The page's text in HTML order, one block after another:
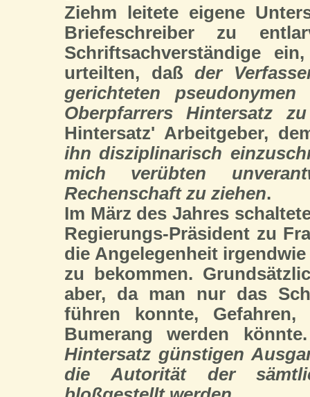
Ziehm leitete eigene
Briefeschreiber zu
Schriftsachverständige
urteilten, daßder
gerichteten
Oberpfarrers Hintersatz
Hintersatz' Arbeitgeber,
ihn disziplinarisch
mich verübten
Rechenschaft zu ziehen.
Im März des Jahres
Regierungs-Präsident zu
die Angelegenheit
zu bekommen.
aber, da man nur das
führen konnte,
Bumerang werden
Hintersatz günstigen
die Autorität der